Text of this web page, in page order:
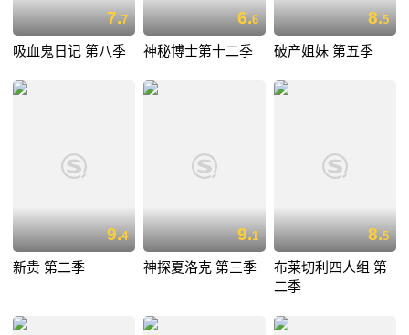
7.7
吸血鬼日记 第八季
6.6
神秘博士第十二季
8.5
破产姐妹 第五季
9.4
新贵 第二季
9.1
神探夏洛克 第三季
8.5
布莱切利四人组 第
二季